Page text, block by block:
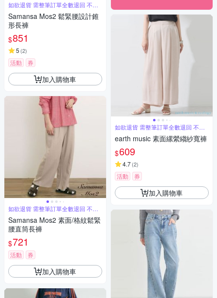
如欲退貨 需整筆訂單全數退回 不能
單退
Samansa Mos2 鬆緊腰設計錐
形長褲
$851
5 (2)
活動 券
加入購物車
如欲退貨 需整筆訂單全數退回 不能
單退
Samansa Mos2 素面/格紋鬆緊
腰直筒長褲
$721
活動 券
加入購物車
如欲退貨 需整筆訂單全數退回 不能
單退
earth music 素面縲縈縐紗寬褲
$609
4.7(2)
活動 券
加入購物車